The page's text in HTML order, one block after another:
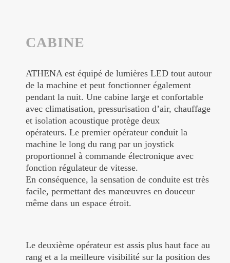
CABINE
ATHENA est équipé de lumières LED tout autour
de la machine et peut fonctionner également
pendant la nuit. Une cabine large et confortable
avec climatisation, pressurisation d’air, chauffage
et isolation acoustique protège deux
opérateurs. Le premier opérateur conduit la
machine le long du rang par un joystick
proportionnel à commande électronique avec
fonction régulateur de vitesse.
En conséquence, la sensation de conduite est très
facile, permettant des manœuvres en douceur
même dans un espace étroit.
Le deuxième opérateur est assis plus haut face au
rang et a la meilleure visibilité sur la position des